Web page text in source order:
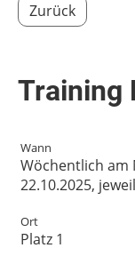
Zurück
Training
Wann
Wöchentlich am
22.10.2025,
Ort
Platz 1